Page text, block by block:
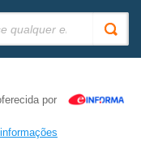
por